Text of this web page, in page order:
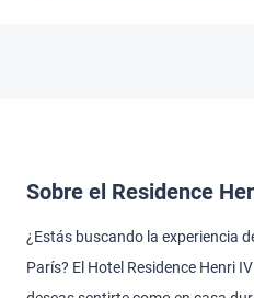
Sobre el Residence
¿Estás buscando la experiencia
París? El Hotel Residence Henri